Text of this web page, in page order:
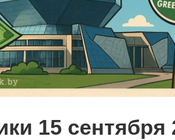
15 сентября